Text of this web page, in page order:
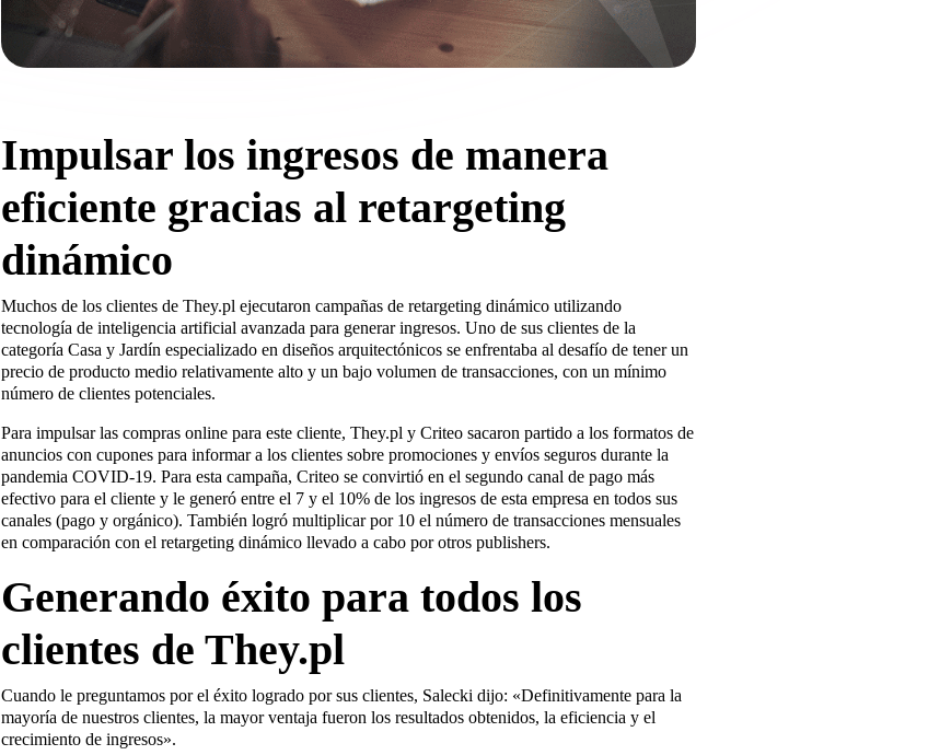
Impulsar los ingresos de manera
eficiente gracias al retargeting
dinámico
Muchos de los clientes de They.pl ejecutaron campañas de retargeting dinámico utilizando
tecnología de inteligencia artificial avanzada para generar ingresos. Uno de sus clientes de la
categoría Casa y Jardín especializado en diseños arquitectónicos se enfrentaba al desafío de tener un
precio de producto medio relativamente alto y un bajo volumen de transacciones, con un mínimo
número de clientes potenciales.
Para impulsar las compras online para este cliente, They.pl y Criteo sacaron partido a los formatos de
anuncios con cupones para informar a los clientes sobre promociones y envíos seguros durante la
pandemia COVID-19. Para esta campaña, Criteo se convirtió en el segundo canal de pago más
efectivo para el cliente y le generó entre el 7 y el 10% de los ingresos de esta empresa en todos sus
canales (pago y orgánico). También logró multiplicar por 10 el número de transacciones mensuales
en comparación con el retargeting dinámico llevado a cabo por otros publishers.
Generando éxito para todos los
clientes de They.pl
Cuando le preguntamos por el éxito logrado por sus clientes, Salecki dijo: «Definitivamente para la
mayoría de nuestros clientes, la mayor ventaja fueron los resultados obtenidos, la eficiencia y el
crecimiento de ingresos».